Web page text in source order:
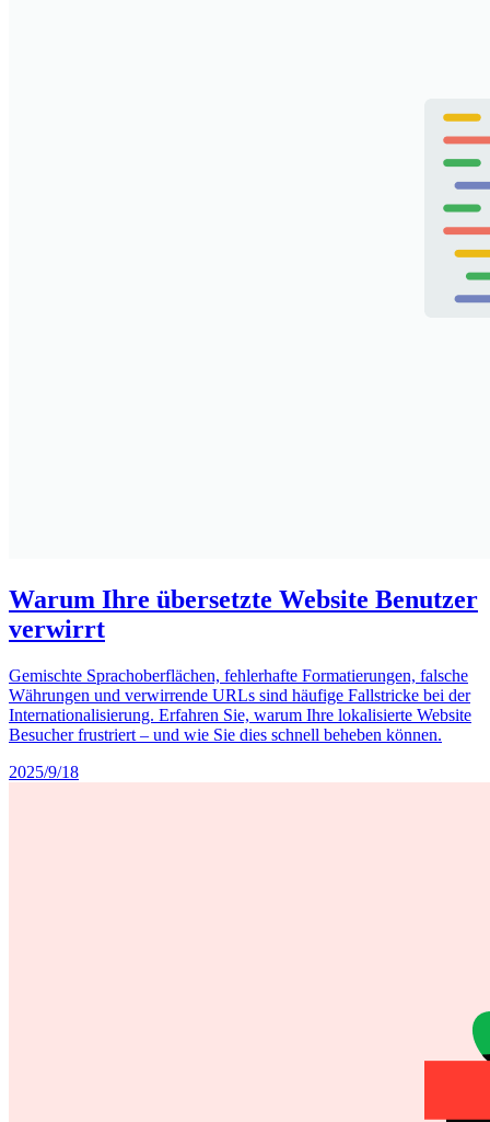
Warum Ihre übersetzte Website Benutzer
verwirrt
Gemischte Sprachoberflächen, fehlerhafte Formatierungen, falsche
Währungen und verwirrende URLs sind häufige Fallstricke bei der
Internationalisierung. Erfahren Sie, warum Ihre lokalisierte Website
Besucher frustriert – und wie Sie dies schnell beheben können.
2025/9/18